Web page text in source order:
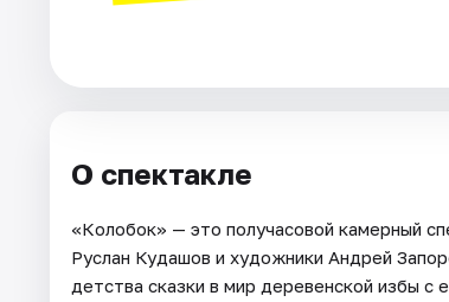
О спектакле
«Колобок» — это получасовой камерный
Руслан Кудашов и художники Андрей
детства сказки в мир деревенской избы с